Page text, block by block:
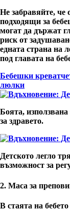
Не забравяйте, че
подходящи за
могат да държат
риск от
едната страна на
под главата на
Бебешки
люлки
Боята, използвана
за здравето.
Детското легло
възможност за
2. Маса за
В стаята на